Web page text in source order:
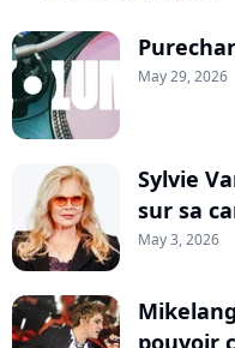
May 29, 2026
Sylvie
sur sa
May 3, 2026
pouvoir